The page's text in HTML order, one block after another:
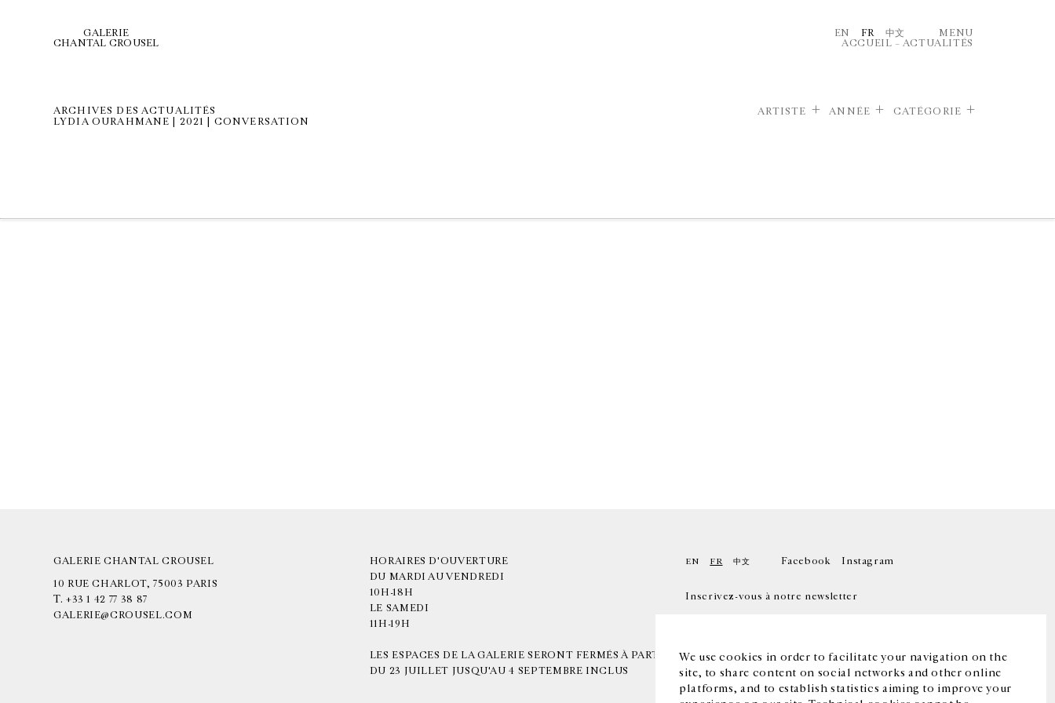
We use cookies in order to facilitate your navigation on the
site, to share content on social networks and other online
platforms, and to establish statistics aiming to improve your
GALERIE
CHANTAL CROUSEL
EN FR 中文
MENU
ACCUEIL – ACTUALITÉS
ARCHIVES DES ACTUALITÉS
LYDIA OURAHMANE | 2021 | CONVERSATION
ARTISTE ANNÉE CATÉGORIE
GALERIE CHANTAL CROUSEL
10 RUE CHARLOT, 75003 PARIS
T. +33 1 42 77 38 87
GALERIE@CROUSEL.COM
HORAIRES D'OUVERTURE
DU MARDI AU VENDREDI
10H-18H
LE SAMEDI
11H-19H
LES ESPACES DE LA GALERIE SERONT FERMÉS À PARTIR
DU 23 JUILLET JUSQU'AU 4 SEPTEMBRE INCLUS
EN FR 中文 Facebook Instagram
Inscrivez-vous à notre newsletter